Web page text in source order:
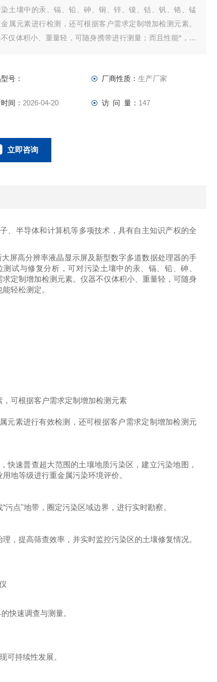
土壤中的汞、镉、铅、砷、铜、锌、镍、钴、钒、铬、锰
属元素进行检测，还可根据客户需求定制增加检测元素。
仅体积小、重量轻，可随身携带进行测量；而且性能*，堪
号： 厂商性质： 生产厂家
间： 2026-04-20 访 问 量： 147
立即咨询
、半导体和计算机等多项技术，具有自主知识产权的全
屏高分辨率液晶显示屏及新型数字多道数据处理器的手
试与修复分析，可对污染土壤中的汞、镉、铅、砷、
定制增加检测元素。仪器不仅体积小、重量轻，可随身
轻松测定。
可根据客户需求定制增加检测元素
元素进行有效检测，还可根据客户需求定制增加检测元
速普查超大范围的土壤地质污染区，建立污染地图，
地等级进行重金属污染环境评价。
点"地带，圈定污染区域边界，进行实时勘察。
，提高筛查效率，并实时监控污染区的土壤修复情况。
快速调查与测量。
可持续性发展。